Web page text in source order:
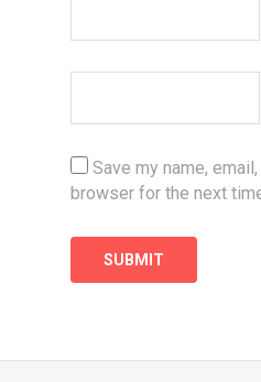
Save my name,
browser for the next